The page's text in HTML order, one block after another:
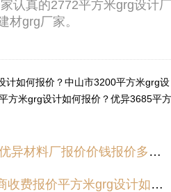
认真的2772平方米grg设计厂
材grg厂家。
计如何报价？中山市3200平方米grg设
方米grg设计如何报价？优异3685平方
材料厂报价价钱报价多少？
报价平方米grg设计如何报价？